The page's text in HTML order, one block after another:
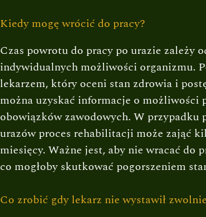
Kiedy mogę wrócić do pracy?
Czas powrotu do pracy po urazie zależy
indywidualnych możliwości organizmu.
lekarzem, który oceni stan zdrowia i
można uzyskać informacje o możliwości
obowiązków zawodowych. W przypadku
urazów proces rehabilitacji może zająć
miesięcy. Ważne jest, aby nie wracać do
co mogłoby skutkować pogorszeniem
Co zrobić gdy lekarz nie wystawił